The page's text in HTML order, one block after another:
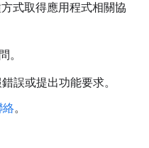
式取得應用程式相關協
。
誤或提出功能要求。
絡。